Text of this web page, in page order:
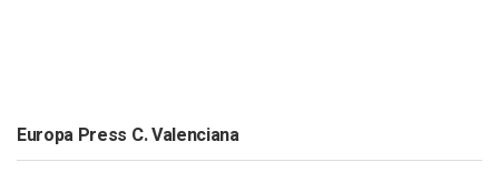
Europa Press C. Valenciana